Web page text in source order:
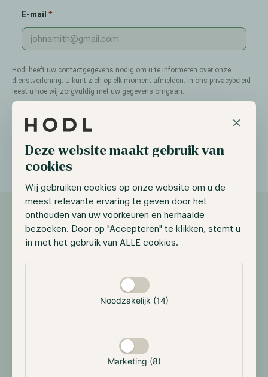
×
Deze website maakt gebruik van
cookies
Wij gebruiken cookies op onze website om u de
meest relevante ervaring te geven door het
onthouden van uw voorkeuren en herhaalde
bezoeken. Door op "Accepteren" te klikken, stemt u
in met het gebruik van ALLE cookies.
Noodzakelijk (14)
Marketing (8)
E-mail
Hodl heeft uw contactgegevens nodig om u te informeren over onze
dienstverlening. U kunt zich op elk moment afmelden. In ons privacybeleid
leest u hoe wij zorgvuldig met uw gegevens omgaan.
Neem contact op
met een van onze specialisten of laat uw gegevens achter in
Plan een afspraak